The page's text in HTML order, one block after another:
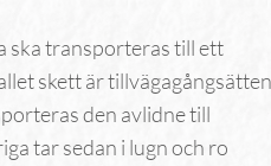
ska transporteras till ett
skett är tillvägagångsätten
den avlidne till
tar sedan i lugn och ro